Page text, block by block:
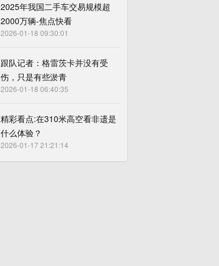
2025年我国二手车交易规模超
2000万辆-焦点快看
2026-01-18 09:30:01
跟队记者：格雷茨卡并没有受
伤，只是有些淤青
2026-01-18 06:40:35
精彩看点:在310米高空看非遗是
什么体验？
2026-01-17 21:21:14